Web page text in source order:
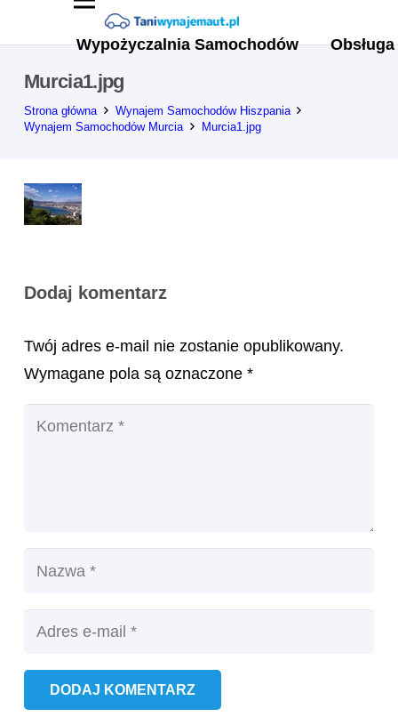
Wypożyczalnia Samochodów
Murcia1.jpg
Strona główna
Wynajem Samochodów Hiszpania
Wynajem Samochodów Murcia
Murcia1.jpg
Dodaj komentarz
Twój adres e-mail nie zostanie opublikowany.
Wymagane pola są oznaczone *
DODAJ KOMENTARZ